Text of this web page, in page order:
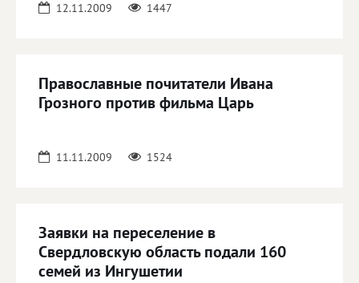
12.11.2009 1447
Православные почитатели Ивана
Грозного против фильма Царь
11.11.2009 1524
Заявки на переселение в
Свердловскую область подали 160
семей из Ингушетии